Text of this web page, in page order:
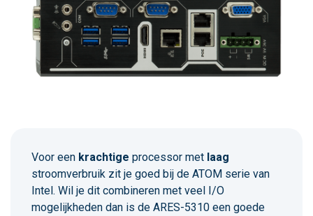
Voor een krachtige processor met laag
stroomverbruik zit je goed bij de ATOM serie van
Intel. Wil je dit combineren met veel I/O
mogelijkheden dan is de ARES-5310 een goede